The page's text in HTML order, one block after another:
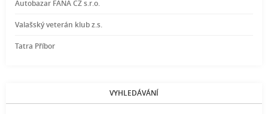
Autobazar FANA CZ s.r.o.
Valašský veterán klub z.s.
Tatra Příbor
VYHLEDÁVÁNÍ